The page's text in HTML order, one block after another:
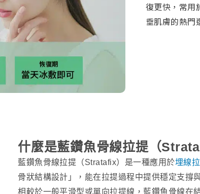
復更快，常用
垂肌膚的熱門
什麼是藍鑽魚骨線拉提（
藍鑽魚骨線拉提（Stratafix）是一種應用於埋線
骨狀結構設計」，能在拉提過程中提供穩定支撐
相較於一般平滑型或單向拉提線，藍鑽魚骨線在